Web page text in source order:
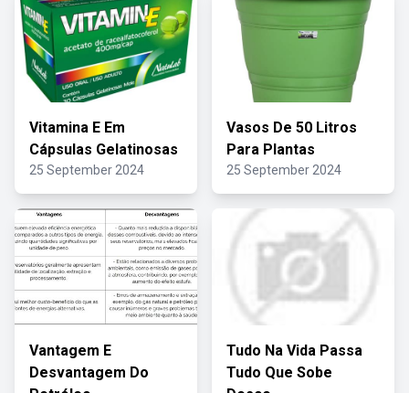
Vitamina E Em
Cápsulas Gelatinosas
25 September 2024
Vasos De 50 Litros
Para Plantas
25 September 2024
Vantagem E
Desvantagem Do
Tudo Na Vida Passa
Tudo Que Sobe